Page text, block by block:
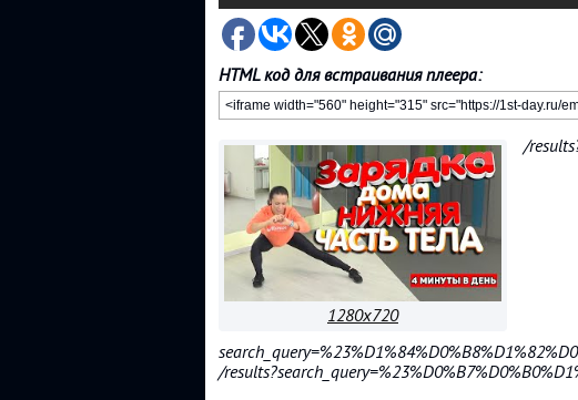
HTML код для встраивания плеера:
1280x720
/
/